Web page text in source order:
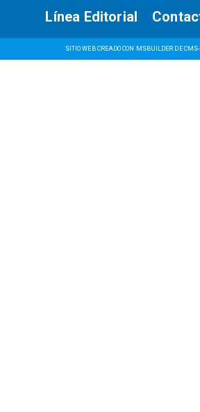
SITIO WEB CREADO CON MSBUILDER DE
Línea Editorial